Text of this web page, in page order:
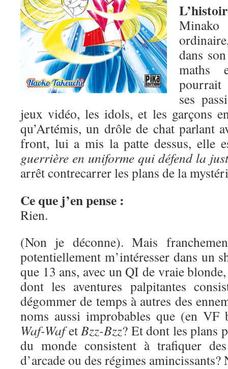
Minako
dans
maths
pourrait
ses
jeux vidéo, les idols, et les garçons
qu’Artémis, un drôle de chat parlant
front, lui a mis la patte dessus, elle
guerrière en uniforme qui défend la
arrêt contrecarrer les plans de la
Ce que j’en pense :
Rien.
(Non je déconne). Mais
potentiellement m’intéresser dans un
que 13 ans, avec un QI de vraie
dont les aventures palpitantes
dégommer de temps à autres des
noms aussi improbables que (en
Waf-WafetBzz-Bzz? Et dont les plans
du monde consistent à trafiquer
d’arcade ou des régimes